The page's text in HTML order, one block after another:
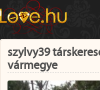
szylvy39
vármegye